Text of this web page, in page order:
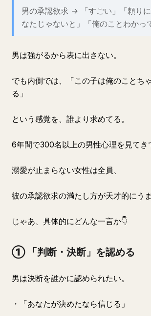
男の承認欲求 → 「すごい」「頼り
なたじゃないと」「俺のことわかっ
男は強がるから表に出さない。
でも内側では、「この子は俺のことち
る」
という感覚を、誰より求めてる。
6年間で300名以上の男性心理を見てき
溺愛が止まらない女性は全員、
彼の承認欲求の満たし方が天才的にうま
じゃあ、具体的にどんな一言か👇
① 「判断・決断」を認める
男は決断を誰かに認められたい。
・「あなたが決めたなら信じる」